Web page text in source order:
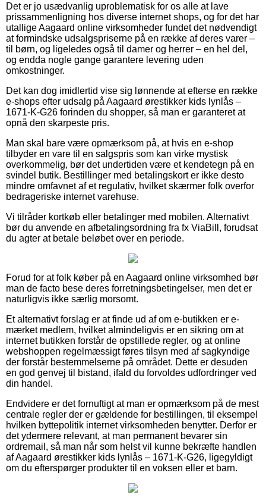
Det er jo usædvanlig uproblematisk for os alle at lave
prissammenligning hos diverse internet shops, og for det har
utallige Aagaard online virksomheder fundet det nødvendigt
at formindske udsalgspriserne på en række af deres varer –
til børn, og ligeledes også til damer og herrer – en hel del,
og endda nogle gange garantere levering uden
omkostninger.
Det kan dog imidlertid vise sig lønnende at efterse en række
e-shops efter udsalg på Aagaard ørestikker kids lynlås –
1671-K-G26 forinden du shopper, så man er garanteret at
opnå den skarpeste pris.
Man skal bare være opmærksom på, at hvis en e-shop
tilbyder en vare til en salgspris som kan virke mystisk
overkommelig, bør det undertiden være et kendetegn på en
svindel butik. Bestillinger med betalingskort er ikke desto
mindre omfavnet af et regulativ, hvilket skærmer folk overfor
bedrageriske internet varehuse.
Vi tilråder kortkøb eller betalinger med mobilen. Alternativt
bør du anvende en afbetalingsordning fra fx ViaBill, forudsat
du agter at betale beløbet over en periode.
Forud for at folk køber på en Aagaard online virksomhed bør
man de facto bese deres forretningsbetingelser, men det er
naturligvis ikke særlig morsomt.
Et alternativt forslag er at finde ud af om e-butikken er e-
mærket medlem, hvilket almindeligvis er en sikring om at
internet butikken forstår de opstillede regler, og at online
webshoppen regelmæssigt føres tilsyn med af sagkyndige
der forstår bestemmelserne på området. Dette er desuden
en god genvej til bistand, ifald du forvoldes udfordringer ved
din handel.
Endvidere er det fornuftigt at man er opmærksom på de mest
centrale regler der er gældende for bestillingen, til eksempel
hvilken byttepolitik internet virksomheden benytter. Derfor er
det ydermere relevant, at man permanent bevarer sin
ordremail, så man når som helst vil kunne bekræfte handlen
af Aagaard ørestikker kids lynlås – 1671-K-G26, ligegyldigt
om du efterspørger produkter til en voksen eller et barn.